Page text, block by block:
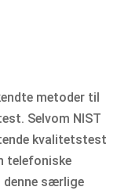
metoder til
Selvom NIST
kvalitetstest
telefoniske
denne særlige